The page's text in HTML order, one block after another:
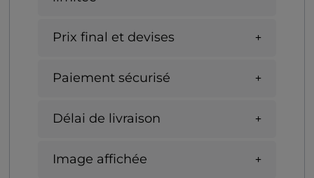
Prix final et devises
Paiement sécurisé
Délai de livraison
Image affichée